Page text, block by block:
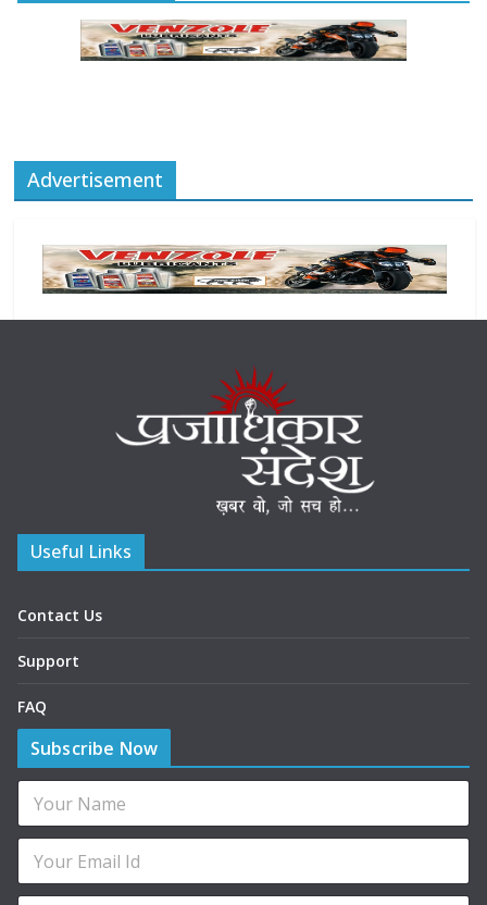
Advertisement
Useful Links
Contact Us
Support
FAQ
Subscribe Now
*
E
m
i
N
m
E
m
a
E
a